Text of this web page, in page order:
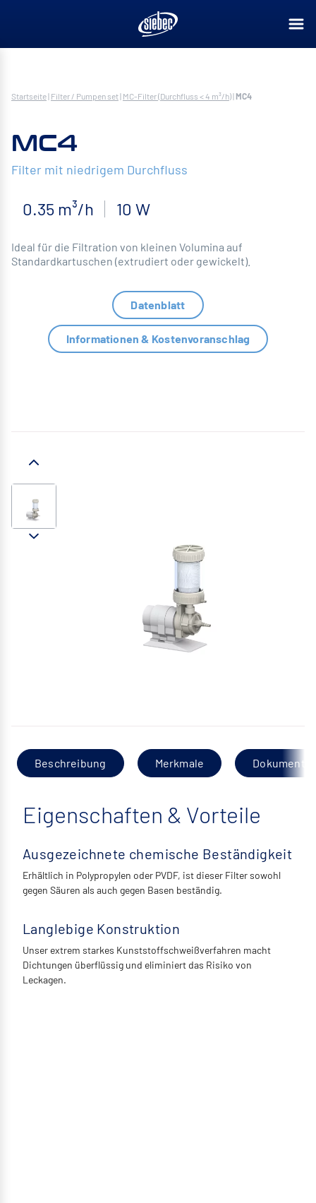
Startseite| Filter / Pumpen set| MC-Filter (Durchfluss < 4 m³/h)|MC4
MC4
Filter mit niedrigem Durchfluss
0.35 m³/h 10 W
Ideal für die Filtration von kleinen Volumina auf
Standardkartuschen (extrudiert oder gewickelt).
Datenblatt
Informationen & Kostenvoranschlag
Beschreibung Merkmale
Eigenschaften & Vorteile
Ausgezeichnete chemische Beständigkeit
Erhältlich in Polypropylen oder PVDF, ist dieser Filter sowohl
gegen Säuren als auch gegen Basen beständig.
Langlebige Konstruktion
Unser extrem starkes Kunststoffschweißverfahren macht
Dichtungen überflüssig und eliminiert das Risiko von
Leckagen.